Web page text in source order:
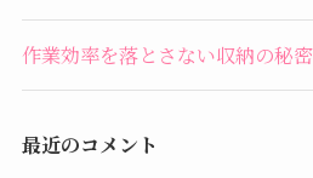
作業効率を落とさない収納の秘
最近のコメント